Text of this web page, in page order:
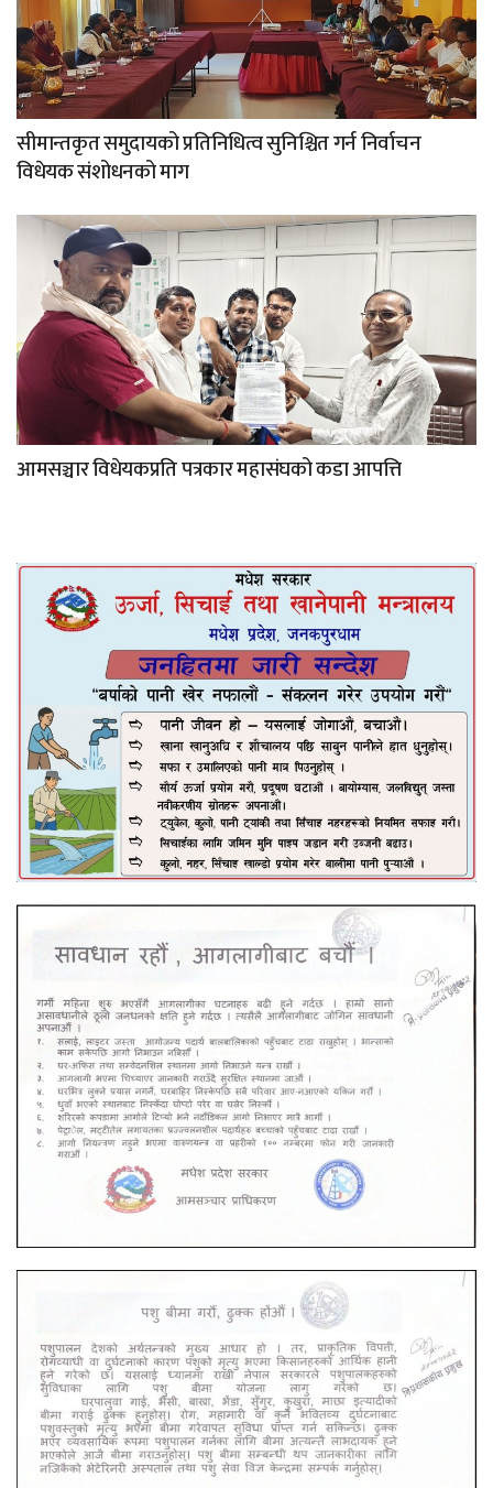
सीमान्तकृत समुदायको प्रतिनिधित्व सुनिश्चित गर्न निर्वाचन
विधेयक संशोधनको माग
आमसञ्चार विधेयकप्रति पत्रकार महासंघको कडा आपत्ति